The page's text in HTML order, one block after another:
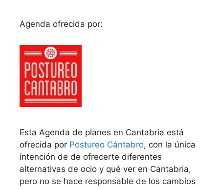
Agenda ofrecida por:
Esta Agenda de planes en Cantabria está
ofrecida por Postureo Cántabro, con la única
intención de de ofrecerte diferentes
alternativas de ocio y qué ver en Cantabria,
pero no se hace responsable de los cambios